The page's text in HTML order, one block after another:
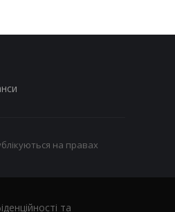
на правах
та